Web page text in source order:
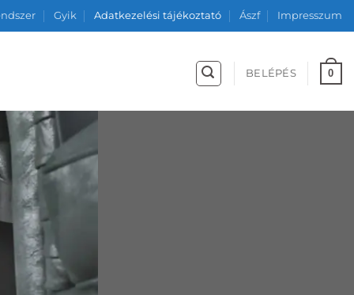
Gyik Adatkezelési tájékoztató Ászf Impresszum
BELÉPÉS 0